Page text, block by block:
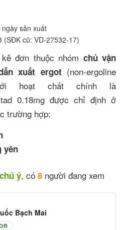
sản xuất
(SĐK cũ: VD-27532-17)
đơn thuộc nhóm chủ vận
xuất ergot (non-ergoline
với hoạt chất chính là
0.18mg được chỉ định ở
trường hợp:
yên
ý, có 8 người đang xem
Bạch Mai